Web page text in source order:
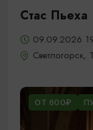
Стас Пьеха
09.09.2026
Светлогорск,
ОТ 600₽